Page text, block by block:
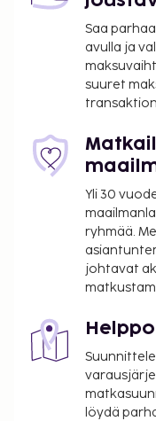
Lähin suuri
EuroAirport) - 76,4
Käytössäsi on
sanomalehdet
kuivapesula-/
palvelut ovat
langaton
tietoja
polkupyörille.
asiakkailleen
nauttia raikasta
tarjoillaan
Majoituspaikka
suoritettavat
sovellettavat verot:
5.00 prosentin
Saa
avulla ja
suuret
Yli 30
ryhmää.
johtavat
löydä